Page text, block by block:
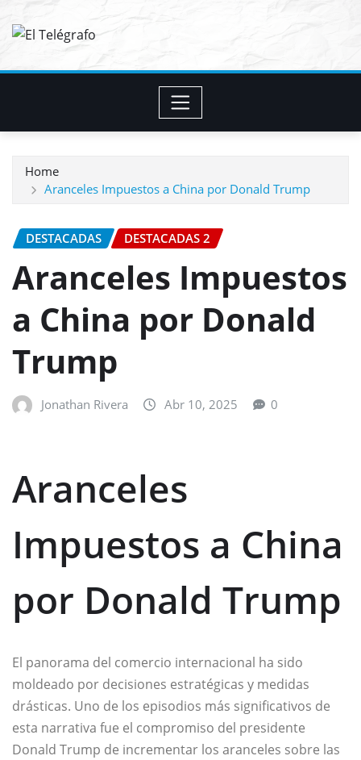
Home
Aranceles Impuestos a China por Donald Trump
DESTACADAS DESTACADAS 2
Aranceles Impuestos
a China por Donald
Trump
Jonathan Rivera Abr 10, 2025 0
Aranceles
Impuestos a China
por Donald Trump
El panorama del comercio internacional ha sido
moldeado por decisiones estratégicas y medidas
drásticas. Uno de los episodios más significativos de
esta narrativa fue el compromiso del presidente
Donald Trump de incrementar los aranceles sobre las